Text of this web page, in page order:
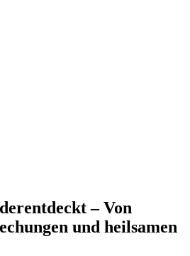
– Von
und heilsamen